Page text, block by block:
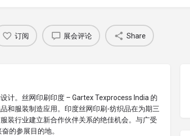
订阅 展会评论 Share
计。丝网印刷印度 – Gartex Texprocess India 的
和服装制造应用。印度丝网印刷-纺织品在为期三
装行业建立新合作伙伴关系的绝佳机会。与广受
的参展目的地。